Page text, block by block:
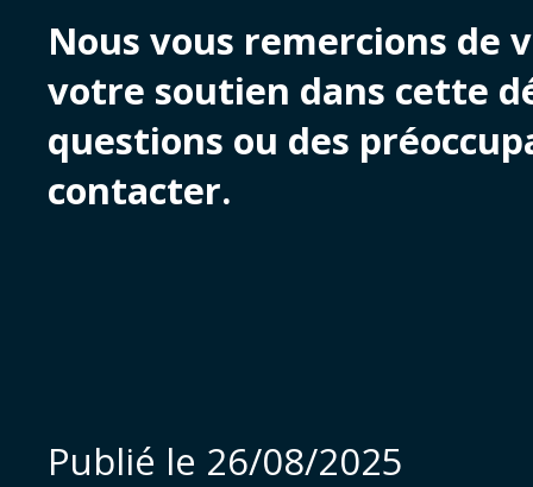
Nous vous remercions de
votre soutien dans cette
questions ou des
contacter.
Publié le 26/08/2025